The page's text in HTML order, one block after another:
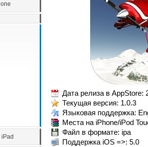
Дата релиза в AppStore:
Текущая версия: 1.0.3
Языковая поддержка:
Места на iPhone/iPod
Файл в формате: ipa
Поддержка iOS =>: 5.0